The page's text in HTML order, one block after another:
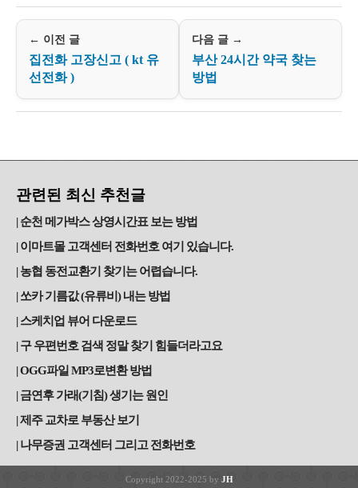
← 이전 글
집전화 고장신고 ( kt 유
선전화 )
다음 글 →
부산 24시간 약국 찾는
방법
관련된 최신 추천글
순천 메가박스 상영시간표 보는 방법
이마트몰 고객센터 전화번호 여기 있습니다.
농협 동전교환기 찾기는 어렵습니다.
쏘카 기름값 (유류비) 내는 방법
스케치업 뷰어 다운로드
구 우편번호 검색 정말 찾기 힘들더라고요
OGG파일 MP3로변환 방법
금연후 가래(기침) 생기는 원인
제주 교차로 부동산 보기
나무증권 고객센터 그리고 전화번호
Copyright 2022-2025 by JH